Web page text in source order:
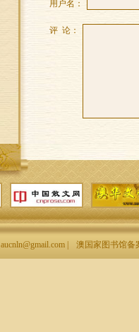
用户名：
评 论：
| aucnln@gmail.com | 澳国家图书馆备